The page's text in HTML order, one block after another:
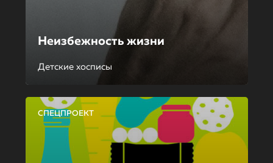
Неизбежность жизни
Детские хосписы
СПЕЦПРОЕКТ